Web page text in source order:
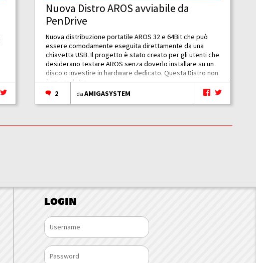
Nuova Distro AROS avviabile da
PenDrive
Nuova distribuzione portatile AROS 32 e 64Bit che può
essere comodamente eseguita direttamente da una
chiavetta USB. Il progetto è stato creato per gli utenti che
desiderano testare AROS senza doverlo installare su un
disco o investire in hardware dedicato. Questa Distro non
è un prodotto...
2
daAMIGASYSTEM
LOGIN